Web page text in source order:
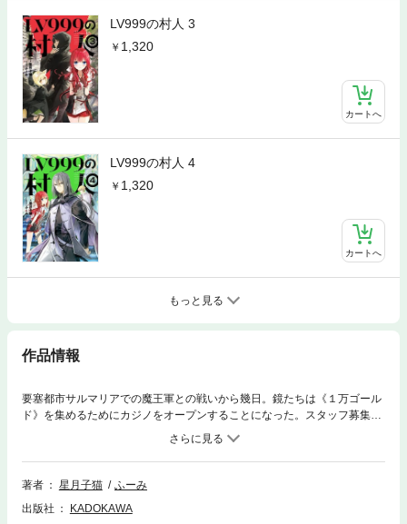
LV999の村人 3
1,320
カートへ
LV999の村人 4
1,320
カートへ
もっと見る
作品情報
要塞都市サルマリアでの魔王軍との戦いから幾日。鏡たちは《１万ゴール
ド》を集めるためにカジノをオープンすることになった。スタッフ募集に
四苦八苦する彼らの元に現れた謎の執事《デビッド》の目的とは？王都ヘ
キサルドリアで一人苦悩するパルナの真意とは？そして鏡は、世界の運命
に抗うため、王都に殴り込む!!
著者
星月子猫
ふーみ
出版社
KADOKAWA